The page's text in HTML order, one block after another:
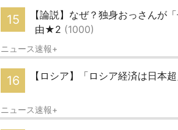
15
【論説】なぜ？独身おっさんが
由★2 (1000)
ニュース速報+
16 【ロシア】「ロシア経済は日本
ニュース速報+